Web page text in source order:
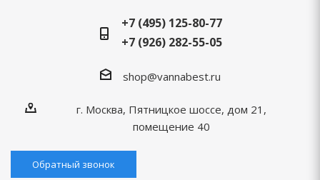
+7 (495) 125-80-77
+7 (926) 282-55-05
shop@vannabest.ru
г. Москва, Пятницкое шоссе, дом 21,
помещение 40
Обратный звонок